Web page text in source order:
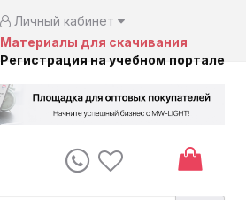
Личный кабинет
Материалы для скачивания
Регистрация на учебном портале